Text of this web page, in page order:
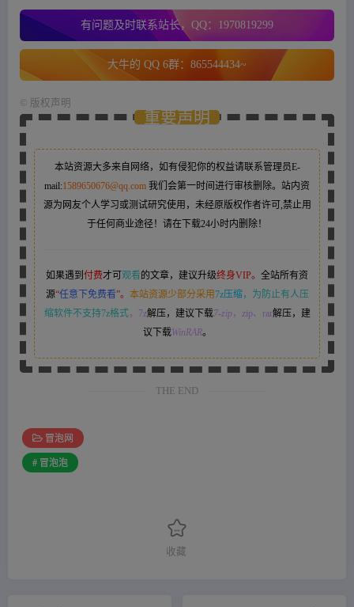
有问题及时联系站长，QQ：1970819299
大牛的 QQ 6群：865544434~
版权声明
重要声明
本站资源大多来自网络，如有侵犯你的权益请联系管理员E-
mail:1589650676@qq.com 我们会第一时间进行审核删除。站内资
源为网友个人学习或测试研究使用，未经原版权作者许可,禁止用
于任何商业途径！请在下载24小时内删除！
如果遇到 付费才可 观看 的文章，建议升级终身VIP。 全站所有资
源“任意下免费看”。 本站资源少部分采用7z压缩，
为防止有人压
缩软件不支持7z格式，7z解压，建议下载7-zip，zip、rar解压，建
议下载WinRAR。
THE END
冒泡网
# 冒泡泡
收藏